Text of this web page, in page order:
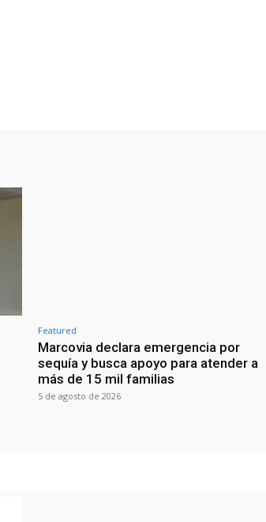
Featured
Marcovia declara emergencia por
sequía y busca apoyo para atender a
más de 15 mil familias
5 de agosto de 2026